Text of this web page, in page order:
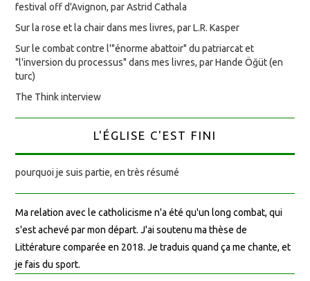
festival off d'Avignon, par Astrid Cathala
Sur la rose et la chair dans mes livres, par L.R. Kasper
Sur le combat contre l'"énorme abattoir" du patriarcat et
"l'inversion du processus" dans mes livres, par Hande Öğüt (en
turc)
The Think interview
L'ÉGLISE C'EST FINI
pourquoi je suis partie, en très résumé
Ma relation avec le catholicisme n'a été qu'un long combat, qui
s'est achevé par mon départ. J'ai soutenu ma thèse de
Littérature comparée en 2018. Je traduis quand ça me chante, et
je fais du sport.